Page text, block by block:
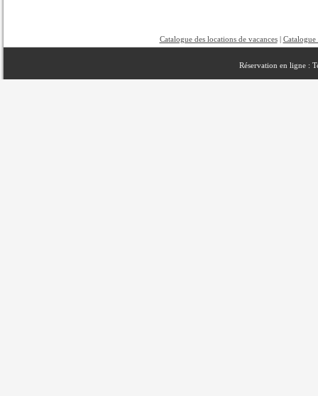
Catalogue des locations de vacances| Catalogue
Réservation en ligne :